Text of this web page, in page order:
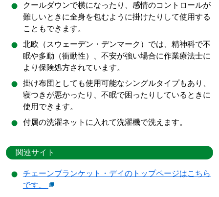
クールダウンで横になったり、感情のコントロールが
難しいときに全身を包むように掛けたりして使用する
こともできます。
北欧（スウェーデン・デンマーク）では、精神科で不
眠や多動（衝動性）、不安が強い場合に作業療法士に
より保険処方されています。
掛け布団としても使用可能なシングルタイプもあり、
寝つきが悪かったり、不眠で困ったりしているときに
使用できます。
付属の洗濯ネットに入れて洗濯機で洗えます。
関連サイト
チェーンブランケット・デイのトップページはこちら
です。